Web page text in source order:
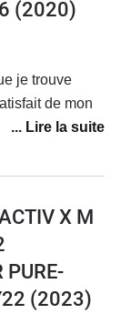
(2020)
je trouve
X M
PURE-
(2023)